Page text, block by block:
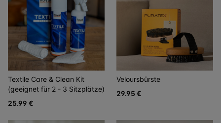
Textile Care & Clean Kit
(geeignet für 2 - 3 Sitzplätze)
25.99 €
Veloursbürste
29.95 €